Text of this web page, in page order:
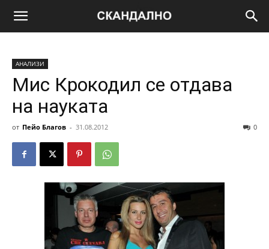
АНАЛИЗИ
Мис Крокодил се отдава
на науката
от Пейо Благов - 31.08.2012 0